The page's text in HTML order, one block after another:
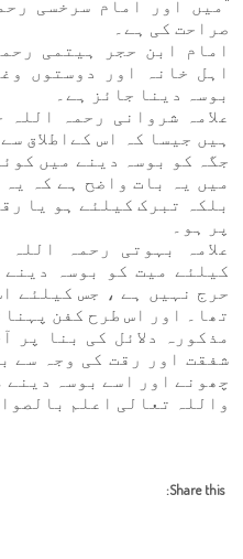
"میں اور امام سرخسی
صراحت کی ہے۔
امام ابن حجر ہیتمی
اہل خانہ اور دوستوں
بوسہ دینا جائز ہے۔
علامہ شروانی رحمہ
ہیں جیسا کہ اس کےاطلاق
جگہ کو بوسہ دینے میں
میں یہ بات واضح ہے کہ
بلکہ تبرک کیلئے ہو یا
پر ہو۔
علامہ بہوتی رحمہ
کیلئے میت کو بوسہ
حرج نہیں ہے ، جس کیلئے
تھا۔ اور اس طرح کفن
مذکورہ دلائل کی بنا پر
شفقت اور رقت کی وجہ سے
چھونے اور اسے بوسہ دینے
واللہ تعالی اعلم
Share this: